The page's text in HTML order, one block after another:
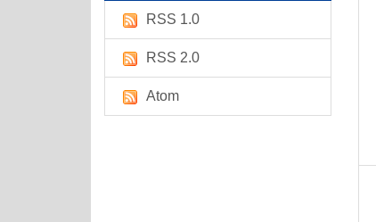
RSS 1.0
RSS 2.0
Atom